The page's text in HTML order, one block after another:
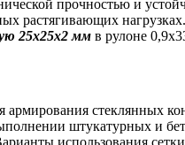
прочностью и
растягивающих
25х25х2 мм в рулоне
стеклянных
штукатурных и